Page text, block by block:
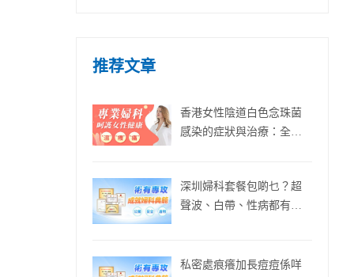
推荐文章
香港女性陰道白色念珠菌
感染的症狀與治療：全面
深圳婦科套餐包啲乜？超
聲波、白帶、性病都有得
私密處痕癢加長痘痘係咩